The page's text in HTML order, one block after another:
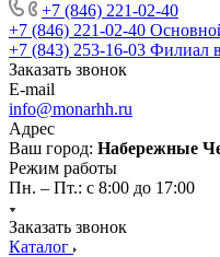
+7 (846) 221-02-40
+7 (846) 221-02-40
+7 (843) 253-16-03 Филиал
Заказать звонок
E-mail
info@monarhh.ru
Адрес
Ваш город: Набережные
Режим работы
Пн. – Пт.: с 8:00 до 17:00
Заказать звонок
Каталог